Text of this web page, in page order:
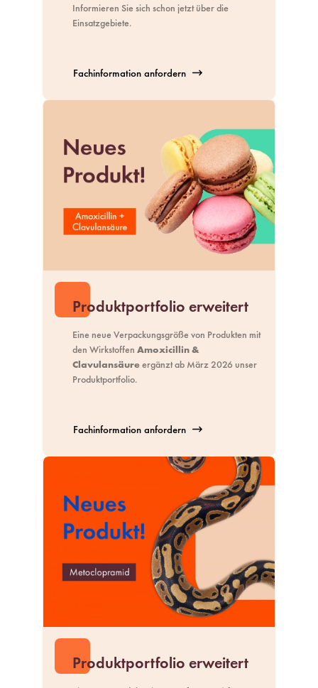
Informieren Sie sich schon jetzt über die
Einsatzgebiete.
Fachinformation anfordern
Produktportfolio erweitert
Eine neue Verpackungsgröße von Produkten mit
den Wirkstoffen Amoxicillin &
Clavulansäureergänzt ab März 2026 unser
Produktportfolio.
Fachinformation anfordern
Produktportfolio erweitert